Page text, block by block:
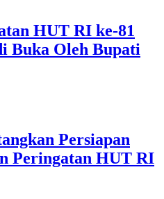
HUT RI ke-81
Buka Oleh Bupati
Persiapan
Peringatan HUT RI